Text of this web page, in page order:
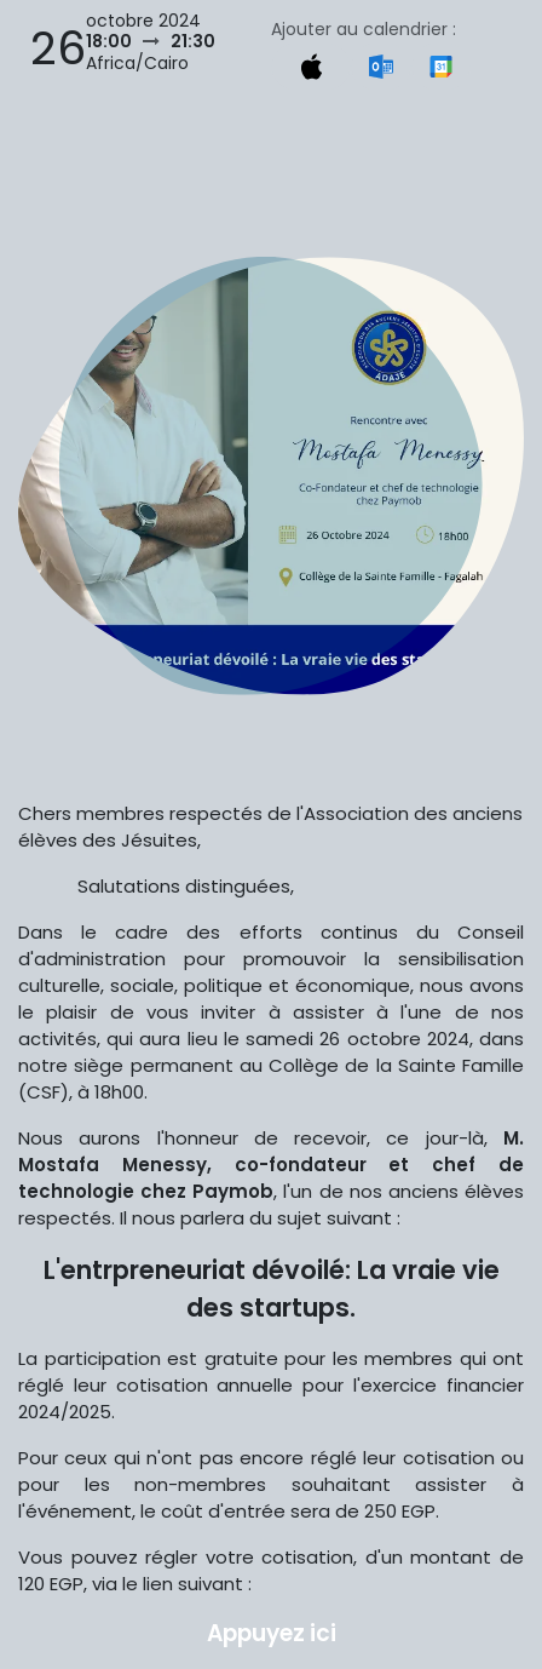
26octobre 2024
18:00
21:30
Africa/Cairo
Ajouter au calendrier :
Chers membres respectés de l'Association des anciens
élèves des Jésuites,
​Salutations distinguées,
Dans le cadre des efforts continus du Conseil
d'administration pour promouvoir la sensibilisation
culturelle, sociale, politique et économique, nous avons
le plaisir de vous inviter à assister à l'une de nos
activités, qui aura lieu le samedi 26 octobre 2024, dans
notre siège permanent au Collège de la Sainte Famille
(CSF), à 18h00.
Nous aurons l'honneur de recevoir, ce jour-là, M.
Mostafa Menessy, co-fondateur et chef de
technologie chez Paymob, l'un de nos anciens élèves
respectés. Il nous parlera du sujet suivant :
L'entrpreneuriat dévoilé: La vraie vie
des startups.
La participation est gratuite pour les membres qui ont
réglé leur cotisation annuelle pour l'exercice financier
2024/2025.
Pour ceux qui n'ont pas encore réglé leur cotisation ou
pour les non-membres souhaitant assister à
l'événement, le coût d'entrée sera de 250 EGP.
Vous pouvez régler votre cotisation, d'un montant de
120 EGP, via le lien suivant :
Appuyez ici